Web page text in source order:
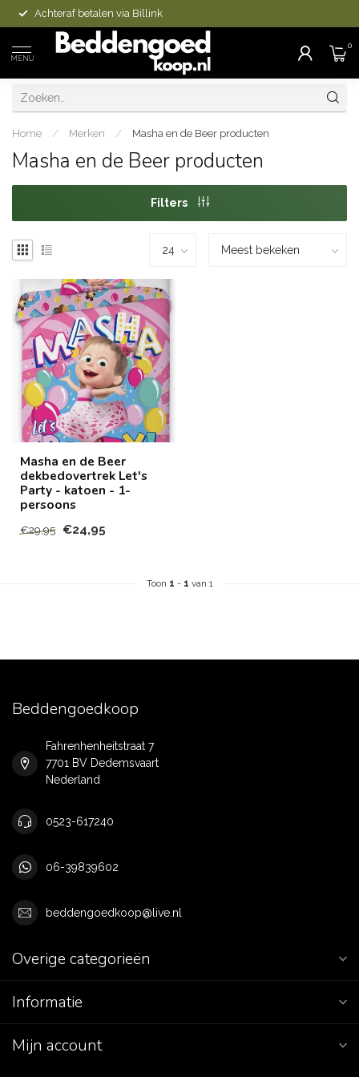
Achteraf betalen via Billink
MENU
0
Home / Merken / Masha en de Beer producten
Masha en de Beer producten
Filters
Masha en de Beer
dekbedovertrek Let's
Party - katoen - 1-
persoons
€29,95 €24,95
Toon 1 - 1 van 1
Beddengoedkoop
Fahrenhenheitstraat 7
7701 BV Dedemsvaart
Nederland
0523-617240
06-39839602
beddengoedkoop@live.nl
Overige categorieën
Informatie
Mijn account